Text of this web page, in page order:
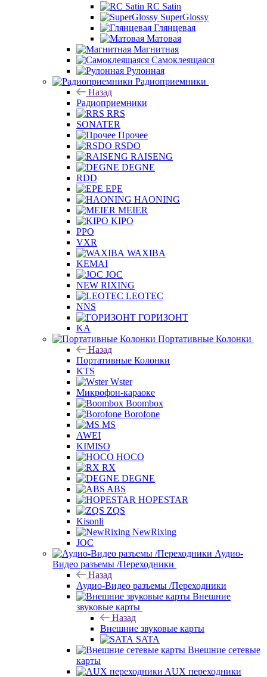
RC Satin
SuperGlossy
Глянцевая
Матовая
Магнитная
Самоклеящаяся
Рулонная
Радиоприемники
Назад
Радиоприемники
RRS
SONATER
Прочее
RSDO
RAISENG
DEGNE
RDD
EPE
HAONING
MEIER
KIPO
PPO
VXR
WAXIBA
KEMAI
JOC
NEW RIXING
LEOTEC
NNS
ГОРИЗОНТ
KA
Портативные Колонки
Назад
Портативные Колонки
KTS
Wster
Микрофон-караоке
Boombox
Borofone
MS
AWEI
KIMISO
HOCO
RX
DEGNE
ABS
HOPESTAR
ZQS
Kisonli
NewRixing
JOC
Аудио-
Видео разъемы /Переходники
Назад
Аудио-Видео разъемы /Переходники
Внешние
звуковые карты
Назад
Внешние звуковые карты
SATA
Внешние сетевые
карты
AUX переходники